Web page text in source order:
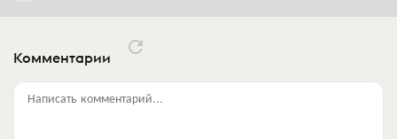
Комментарии
Написать комментарий...